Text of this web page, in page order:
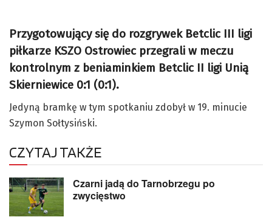
Przygotowujący się do rozgrywek Betclic III ligi
piłkarze KSZO Ostrowiec przegrali w meczu
kontrolnym z beniaminkiem Betclic II ligi Unią
Skierniewice 0:1 (0:1).
Jedyną bramkę w tym spotkaniu zdobył w 19. minucie
Szymon Sołtysiński.
CZYTAJ TAKŻE
Czarni jadą do Tarnobrzegu po
zwycięstwo